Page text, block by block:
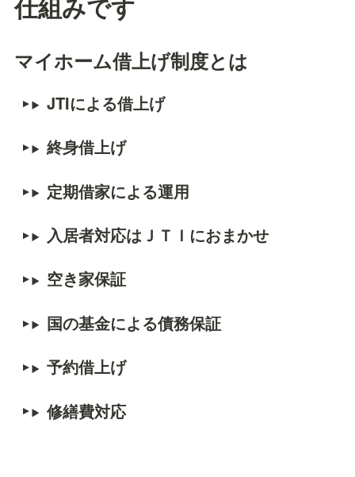
仕組みです
マイホーム借上げ制度とは
JTIによる借上げ
終身借上げ
定期借家による運用
入居者対応はＪＴＩにおまかせ
空き家保証
国の基金による債務保証
予約借上げ
修繕費対応